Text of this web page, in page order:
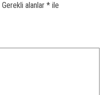
Gerekli alanlar * ile